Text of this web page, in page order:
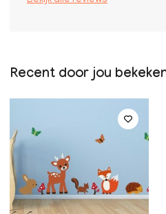
Recent door jou